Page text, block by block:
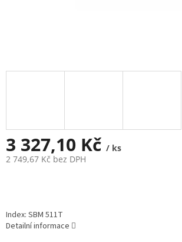
3 327,10 Kč / ks
2 749,67 Kč bez DPH
Index: SBM 511T
Detailní informace